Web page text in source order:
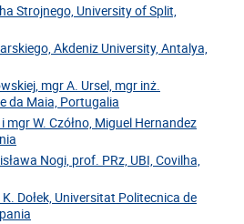
Strojnego, University of Split,
Akdeniz University, Antalya,
mgr A. Ursel, mgr inż.
da Maia, Portugalia
mgr W. Czółno, Miguel Hernandez
Nogi, prof. PRz, UBI, Covilha,
Dołek, Universitat Politecnica de